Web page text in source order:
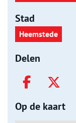
Stad
Heemstede
Delen
Op de kaart